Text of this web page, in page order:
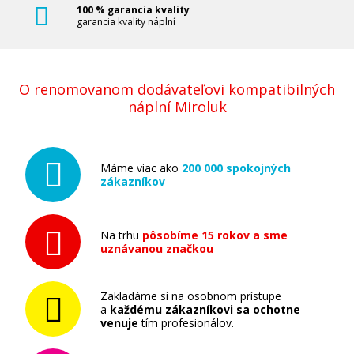
100 % garancia kvality
garancia kvality náplní
O renomovanom dodávateľovi kompatibilných
náplní Miroluk
Máme viac ako 200 000 spokojných
zákazníkov
Na trhu pôsobíme 15 rokov a sme
uznávanou značkou
Zakladáme si na osobnom prístupe
a každému zákazníkovi sa ochotne
venuje tím profesionálov.